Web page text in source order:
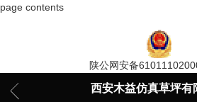
page contents
陕公网安备
西安木益仿真草坪有